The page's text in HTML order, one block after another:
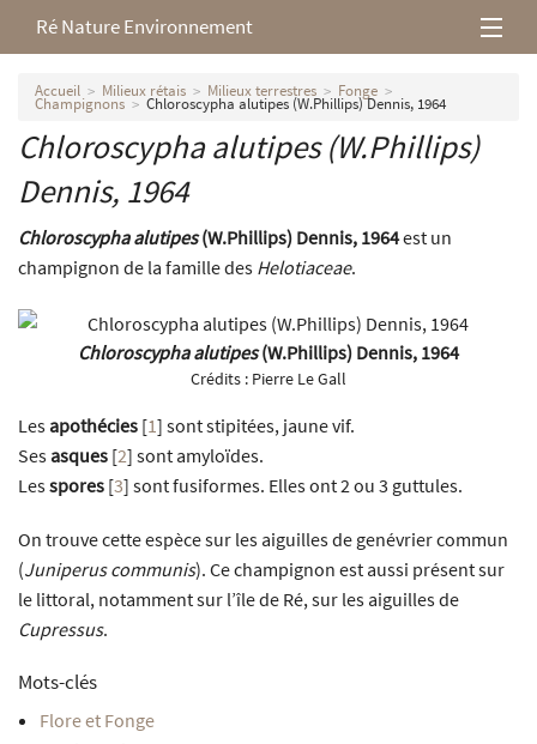
Ré Nature Environnement
L’association
Milieux rétais
Nos parutions
Accueil Milieux rétais Milieux terrestres Fonge
Champignons Chloroscypha alutipes (W.Phillips) Dennis, 1964
Chloroscypha alutipes(W.Phillips)
Dennis, 1964
Chloroscypha alutipes(W.Phillips) Dennis, 1964est un
champignon de la famille des Helotiaceae.
Chloroscypha alutipes(W.Phillips) Dennis, 1964
Crédits : Pierre Le Gall
Les apothécies [1] sont stipitées, jaune vif.
Ses asques [2] sont amyloïdes.
Lesspores [3] sont fusiformes. Elles ont 2 ou 3 guttules.
On trouve cette espèce sur les aiguilles de genévrier commun
(Juniperus communis). Ce champignon est aussi présent sur
le littoral, notamment sur l’île de Ré, sur les aiguilles de
Cupressus.
Mots-clés
Flore et Fonge